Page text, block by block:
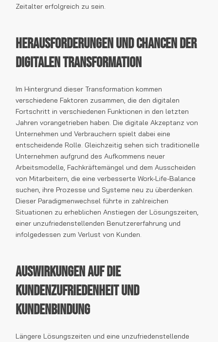
Zeitalter erfolgreich zu sein.
Herausforderungen und Chancen der
digitalen Transformation
Im Hintergrund dieser Transformation kommen
verschiedene Faktoren zusammen, die den digitalen
Fortschritt in verschiedenen Funktionen in den letzten
Jahren vorangetrieben haben. Die digitale Akzeptanz von
Unternehmen und Verbrauchern spielt dabei eine
entscheidende Rolle. Gleichzeitig sehen sich traditionelle
Unternehmen aufgrund des Aufkommens neuer
Arbeitsmodelle, Fachkräftemängel und dem Ausscheiden
von Mitarbeitern, die eine verbesserte Work-Life-Balance
suchen, ihre Prozesse und Systeme neu zu überdenken.
Dieser Paradigmenwechsel führte in zahlreichen
Situationen zu erheblichen Anstiegen der Lösungszeiten,
einer unzufriedenstellenden Benutzererfahrung und
infolgedessen zum Verlust von Kunden.
Auswirkungen auf die
Kundenzufriedenheit und
Kundenbindung
Längere Lösungszeiten und eine unzufriedenstellende